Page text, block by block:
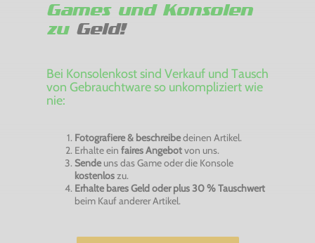
Games und Konsolen
zuGeld!
Bei Konsolenkost sind Verkauf und Tausch
von Gebrauchtware so unkompliziert wie
nie:
Fotografiere & beschreibedeinen Artikel.
Erhalte ein faires Angebotvon uns.
Sendeuns das Game oder die Konsole
kostenloszu.
Erhalte bares Geld oder plus 30 % Tauschwert
beim Kauf anderer Artikel.